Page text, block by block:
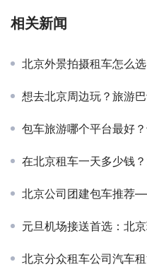
相关新闻
北京外景拍摄租车怎么选？别克GL8摄影
想去北京周边玩？旅游
包车旅游哪个平台最好？专业
在北京租车一天多少钱？2026
北京公司团建包车推荐
元旦机场接送首选：北
北京分众租车公司汽车租赁旅游用车｜户